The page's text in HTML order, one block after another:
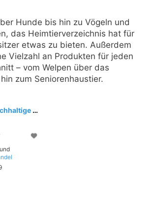
Hunde bis hin zu Vögeln und
das Heimtierverzeichnis hat für
etwas zu bieten. Außerdem
Vielzahl an Produkten für jeden
– vom Welpen über das
zum Seniorenhaustier.
Watter B.V. – Nachhaltige Desinfektion